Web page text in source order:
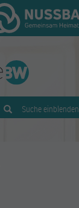
Suche einblenden